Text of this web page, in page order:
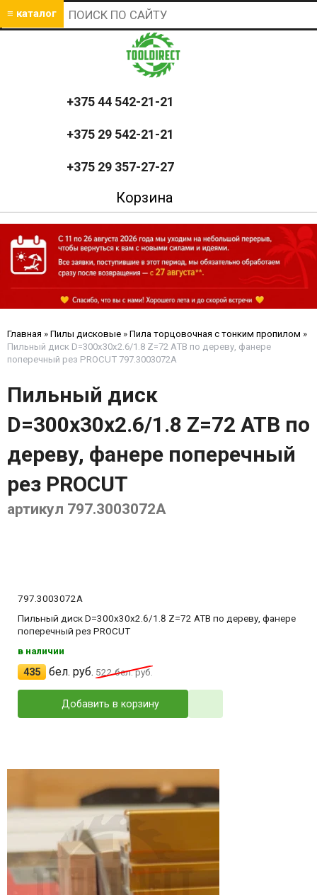
≡ каталог
+375 44 542-21-21
+375 29 542-21-21
+375 29 357-27-27
Корзина
Главная » Пилы дисковые » Пила торцовочная с тонким пропилом »
Пильный диск D=300x30x2.6/1.8 Z=72 ATB по дереву, фанере
поперечный рез PROCUT 797.3003072A
Пильный диск
D=300x30x2.6/1.8 Z=72 ATB по
дереву, фанере поперечный
рез PROCUT
артикул 797.3003072A
797.3003072A
Пильный диск D=300x30x2.6/1.8 Z=72 ATB по дереву, фанере
поперечный рез PROCUT
в наличии
435 бел. руб. 522бел. руб.
Добавить в корзину